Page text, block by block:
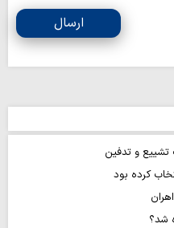
ارسال
تشییع و تدفین
کرده بود